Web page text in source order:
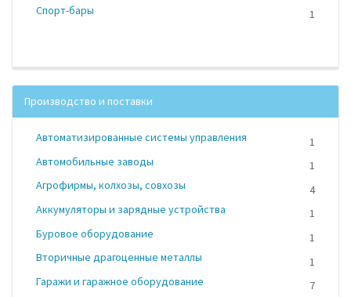
Спорт-бары
1
Производство и поставки
Автоматизированные системы управления
1
Автомобильные заводы
1
Агрофирмы, колхозы, совхозы
4
Аккумуляторы и зарядные устройства
1
Буровое оборудование
1
Вторичные драгоценные металлы
1
Гаражи и гаражное оборудование
7